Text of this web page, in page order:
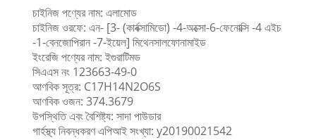
চাইনিজ পণ্যের নাম: এলামোড
চাইনিজ ওরফে: এন- [3- (কার্বক্সামিডো) -4-অক্সো-6-ফেনোক্সি -4 এইচ
-1-বেনজোপিরান -7-ইয়েল] মিথেনসালফোনামাইড
ইংরেজি পণ্যের নাম: ইগুরাটিমড
সিএএস নং 123663-49-0
আণবিক সূত্র: C17H14N2O6S
আণবিক ওজন: 374.3679
উপস্থিতি এবং বৈশিষ্ট্য: সাদা পাউডার
গার্হস্থ্য নিবন্ধকরণ এপিআই সংখ্যা: y20190021542